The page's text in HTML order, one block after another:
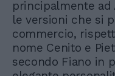
principalmente ad
le versioni che si
commercio,
nome Cenito e
secondo Fiano in